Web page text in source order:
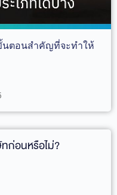
นตอนสำคัญที่จะทำให้
ก่อนหรือไม่?